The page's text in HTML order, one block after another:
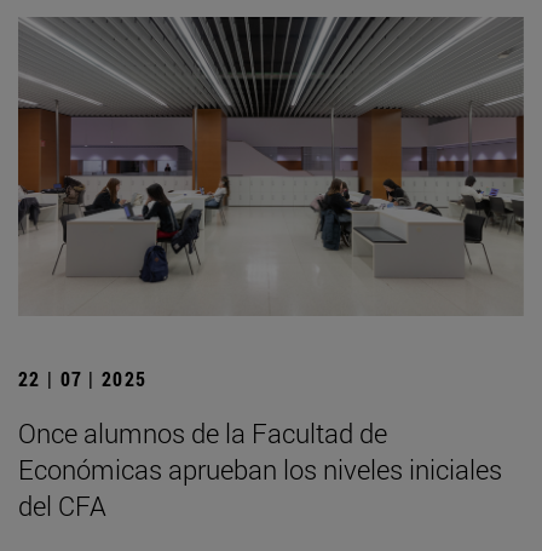
22 | 07 | 2025
Once alumnos de la Facultad de
Económicas aprueban los niveles iniciales
del CFA